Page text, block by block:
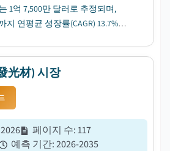
1억 7,500만 달러로 추정되며,
지 연평균 성장률(CAGR) 13.7%로
光材) 시장
페이지 수:117
예측 기간:2026-2035